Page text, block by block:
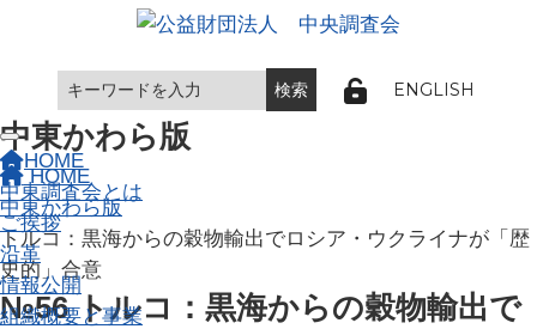
ENGLISH
Toggle navigation
HOME
中東調査会とは
ご挨拶
沿革
情報公開
組織概要と事業
中東かわら版
HOME
中東かわら版
トルコ：黒海からの穀物輸出でロシア・ウクライナが「歴
史的」合意
№56 トルコ：黒海からの穀物輸出で